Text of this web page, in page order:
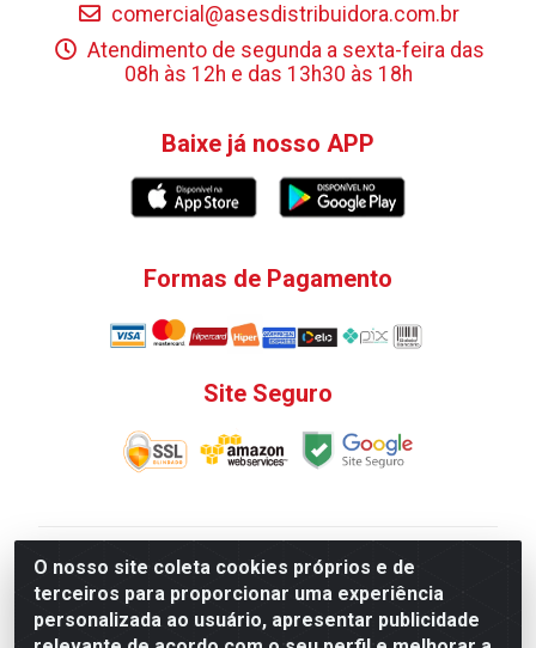
O nosso site coleta cookies próprios e de
terceiros para proporcionar uma experiência
personalizada ao usuário, apresentar publicidade
comercial@asesdistribuidora.com.br
Atendimento de segunda a sexta-feira das
08h às 12h e das 13h30 às 18h
Baixe já nosso APP
Formas de Pagamento
Site Seguro
V. C. Ferragens LTDA - Rua do Matoso, 132 - Praça da
Bandeira, Rio de Janeiro/ RJ - CEP 20.270-135 - CNPJ
12.324.723/0001-25
Todas as regras de promoções, descontos, preços e